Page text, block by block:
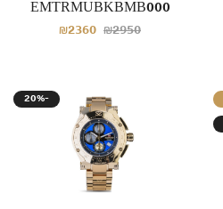
EMTRMUBKBMB000
₪2360 ₪2950
20%-